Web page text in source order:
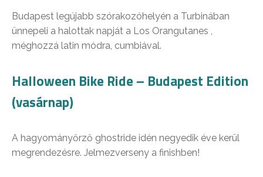
Budapest legújabb szórakozóhelyén a Turbinában
ünnepeli a halottak napját a Los Orangutanes ,
méghozzá latin módra, cumbiával.
Halloween Bike Ride – Budapest Edition
(vasárnap)
A hagyományőrző ghostride idén negyedik éve kerül
megrendezésre. Jelmezverseny a finishben!